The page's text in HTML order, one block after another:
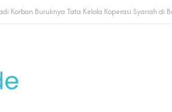
Judol dan Pinjol, Polda Banten Gandeng SPSI